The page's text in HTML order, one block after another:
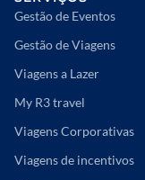
Gestão de Eventos
Gestão de Viagens
Viagens a Lazer
My R3 travel
Viagens Corporativas
Viagens de incentivos